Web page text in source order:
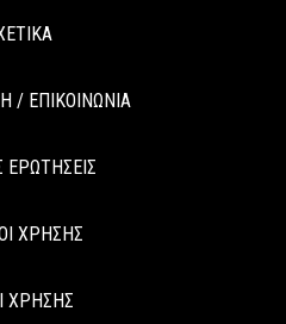
/ ΕΠΙΚΟΙΝΩΝΙΑ
ΕΡΩΤΗΣΕΙΣ
ΧΡΗΣΗΣ
ΧΡΗΣΗΣ